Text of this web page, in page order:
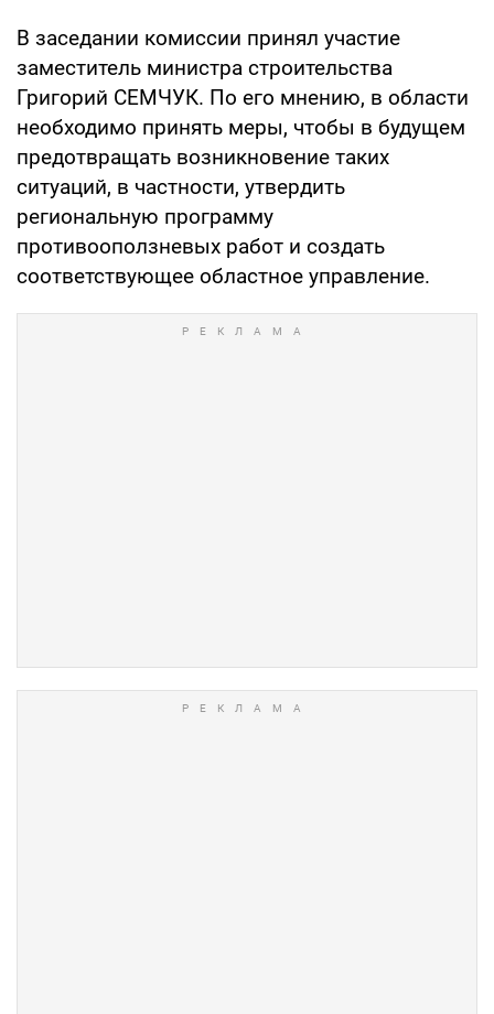
В заседании комиссии принял участие
заместитель министра строительства
Григорий СЕМЧУК. По его мнению, в области
необходимо принять меры, чтобы в будущем
предотвращать возникновение таких
ситуаций, в частности, утвердить
региональную программу
противооползневых работ и создать
соответствующее областное управление.